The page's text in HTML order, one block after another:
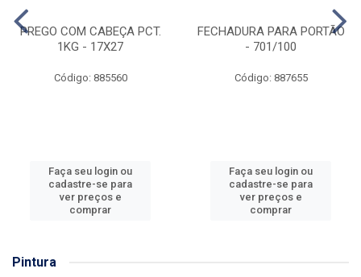
PREGO COM CABEÇA PCT.
1KG - 17X27
Código: 885560
Faça seu login ou
cadastre-se para
ver preços e
comprar
FECHADURA PARA PORTÃO
- 701/100
Código: 887655
Faça seu login ou
cadastre-se para
ver preços e
comprar
Pintura